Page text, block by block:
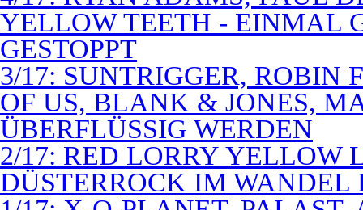
YELLOW TEETH - EINMAL
GESTOPPT
3/17: SUNTRIGGER, ROBIN
OF US, BLANK & JONES,
ÜBERFLÜSSIG WERDEN
2/17: RED LORRY YELLOW
DÜSTERROCK IM WANDEL